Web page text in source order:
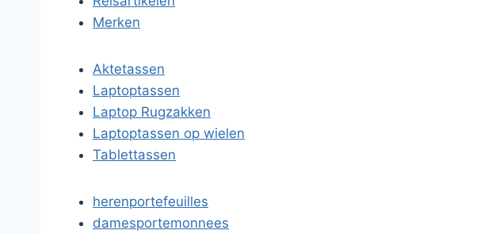
Merken
Aktetassen
Laptoptassen
Laptop Rugzakken
Laptoptassen op wielen
Tablettassen
herenportefeuilles
damesportemonnees